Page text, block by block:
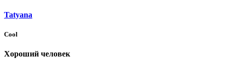
Tatyana
Cool
Хороший человек